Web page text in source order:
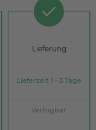
Lieferung
Lieferzeit 1 - 3 Tage
Verfügbar